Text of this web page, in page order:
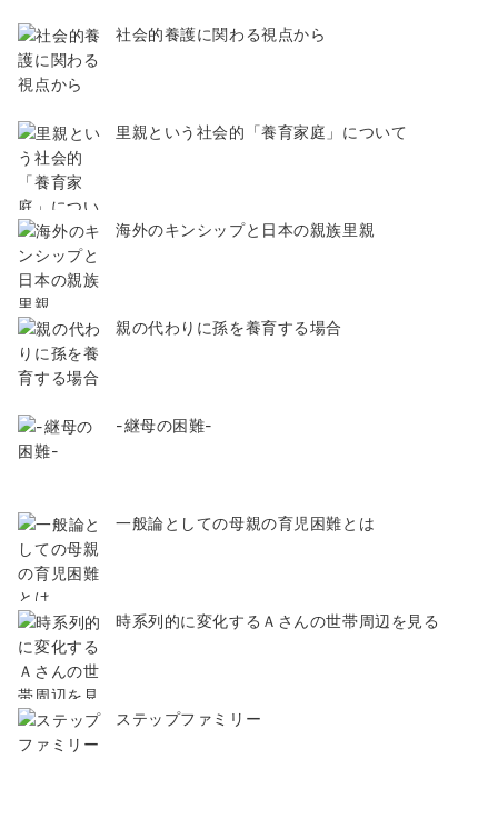
社会的養護に関わる視点から
里親という社会的「養育家庭」について
海外のキンシップと日本の親族里親
親の代わりに孫を養育する場合
-継母の困難-
一般論としての母親の育児困難とは
時系列的に変化するＡさんの世帯周辺を見る
ステップファミリー